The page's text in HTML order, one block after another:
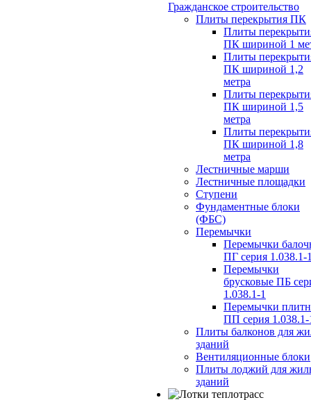
Гражданское строительство
Плиты перекрытия ПК
Плиты
ПК шириной 1
Плиты
ПК шириной 1,2
метра
Плиты
ПК шириной 1,5
метра
Плиты
ПК шириной 1,8
метра
Лестничные марши
Лестничные площадки
Ступени
Фундаментные блоки
(ФБС)
Перемычки
Перемычки
ПГ серия 1.038.1-
Перемычки
брусковые ПБ
1.038.1-1
Перемычки
ПП серия 1.038.1-
Плиты балконов для
зданий
Вентиляционные блоки
Плиты лоджий для
зданий